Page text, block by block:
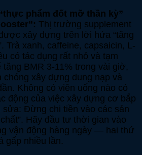
phẩm đốt mỡ thần kỳ”
Thị trường supplement
xây dựng trên lời hứa “tăng
Trà xanh, caffeine, capsaicin, L-
có tác dụng rất nhỏ và tạm
BMR 3-11% trong vài giờ,
xây dựng dung nạp và
Không có viên uống nào có
động của việc xây dựng cơ bắp
sửa: Đừng chi tiền vào các sản
Hãy đầu tư thời gian vào
vận động hàng ngày — hai thứ
gấp nhiều lần.